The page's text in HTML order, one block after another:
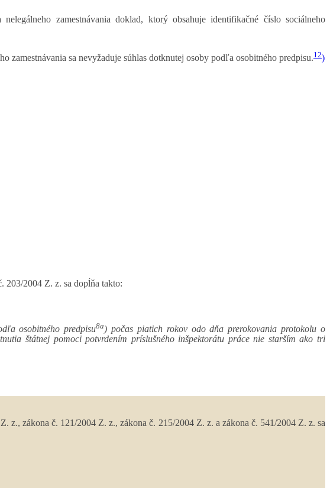
zamestnávania doklad, ktorý obsahuje identifikačné číslo sociálneho
sa nevyžaduje súhlas dotknutej osoby podľa osobitného predpisu.12)
203/2004 Z. z. sa dopĺňa takto:
osobitného predpisu8a) počas piatich rokov odo dňa prerokovania protokolu o
štátnej pomoci potvrdením príslušného inšpektorátu práce nie starším ako tri
z., zákona č. 121/2004 Z. z., zákona č. 215/2004 Z. z. a zákona č. 541/2004 Z. z. sa